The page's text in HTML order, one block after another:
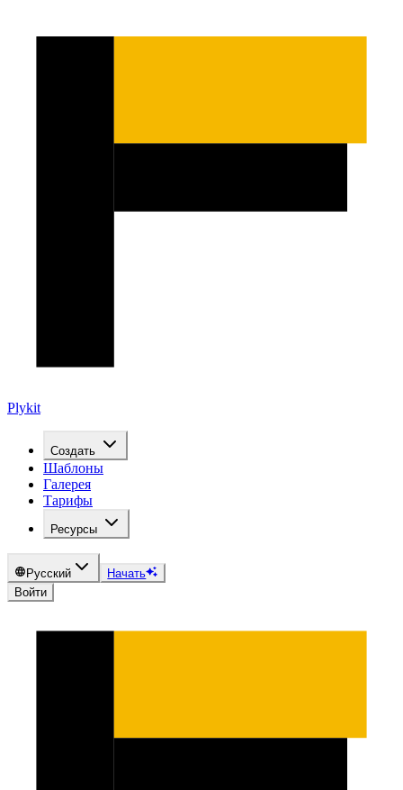
Plykit
Создать
Шаблоны
Галерея
Тарифы
Ресурсы
Русский
Начать
Войти